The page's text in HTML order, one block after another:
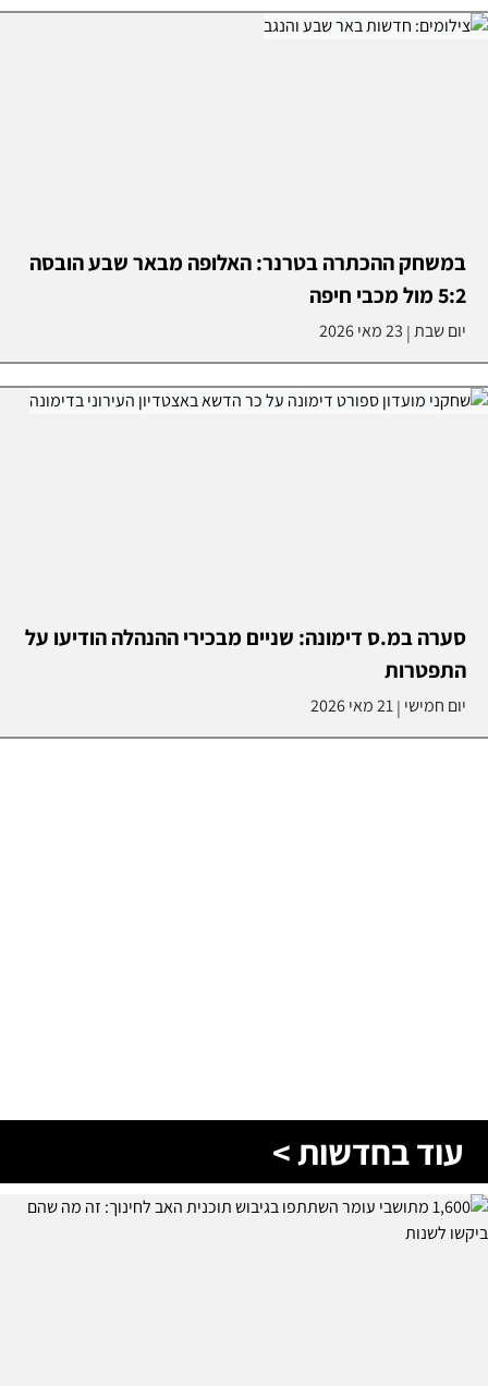
במשחק ההכתרה בטרנר: האלופה מבאר שבע הובסה
5:2 מול מכבי חיפה
יום שבת| 23 מאי 2026
סערה במ.ס דימונה: שניים מבכירי ההנהלה הודיעו על
התפטרות
יום חמישי |21 מאי 2026
עוד בחדשות >